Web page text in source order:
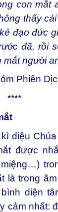
con mắt
thấy
đạo đức
đã, rồi
mắt người
Phiên
****
diệu
được
là trong
diện
cảm nhất: